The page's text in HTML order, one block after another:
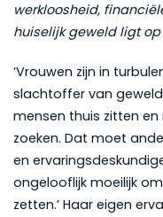
werkloosheid,
huiselijk geweld ligt op
‘Vrouwen zijn in
slachtoffer van
mensen thuis zitten en
zoeken. Dat moet
en
ongelooflijk moeilijk
zetten.’ Haar eigen